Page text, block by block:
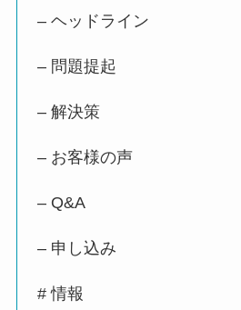
– ヘッドライン
– 問題提起
– 解決策
– お客様の声
– Q&A
– 申し込み
# 情報